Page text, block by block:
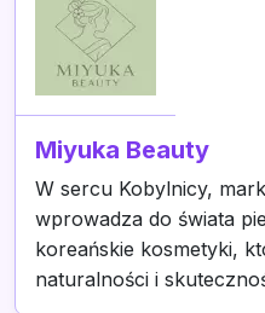
Miyuka Beauty
W sercu Kobylnicy,
wprowadza do świata
koreańskie kosmetyki,
naturalności i